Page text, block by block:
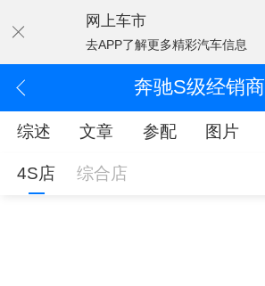
网上车市
去APP了解更多精彩汽车信息
奔驰S级经销商
综述 文章 参配 图片
4S店 综合店